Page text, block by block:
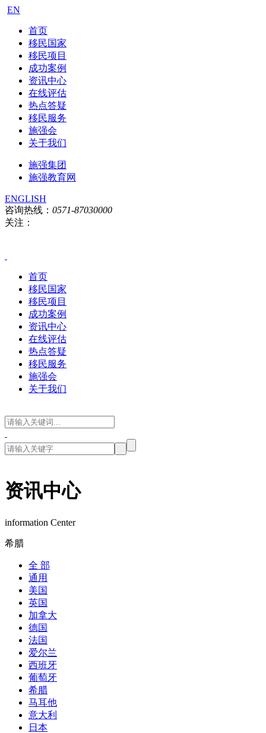
EN
首页
移民国家
移民项目
成功案例
资讯中心
在线评估
热点答疑
移民服务
施强会
关于我们
施强集团
施强教育网
ENGLISH
咨询热线： 0571-87030000
关注：
首页
移民国家
移民项目
成功案例
资讯中心
在线评估
热点答疑
移民服务
施强会
关于我们
资讯中心
information Center
希腊
全 部
通用
美国
英国
加拿大
德国
法国
爱尔兰
西班牙
葡萄牙
希腊
马耳他
意大利
日本